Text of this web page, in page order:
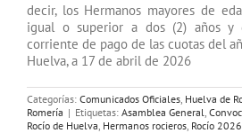
decir, los Hermanos mayores de
igual o superior a dos (2) años y
corriente de pago de las cuotas del
Huelva, a 17 de abril de 2026
Categorías: Comunicados Oficiales Huelva de
Romería | Etiquetas: Asamblea General
Rocío de Huelva Hermanos rocieros Rocío 2026